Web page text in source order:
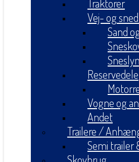
Traktorer
Vej- og
Sand
Reservedele
Vogne og
Andet
Trailere /
Semi trailer